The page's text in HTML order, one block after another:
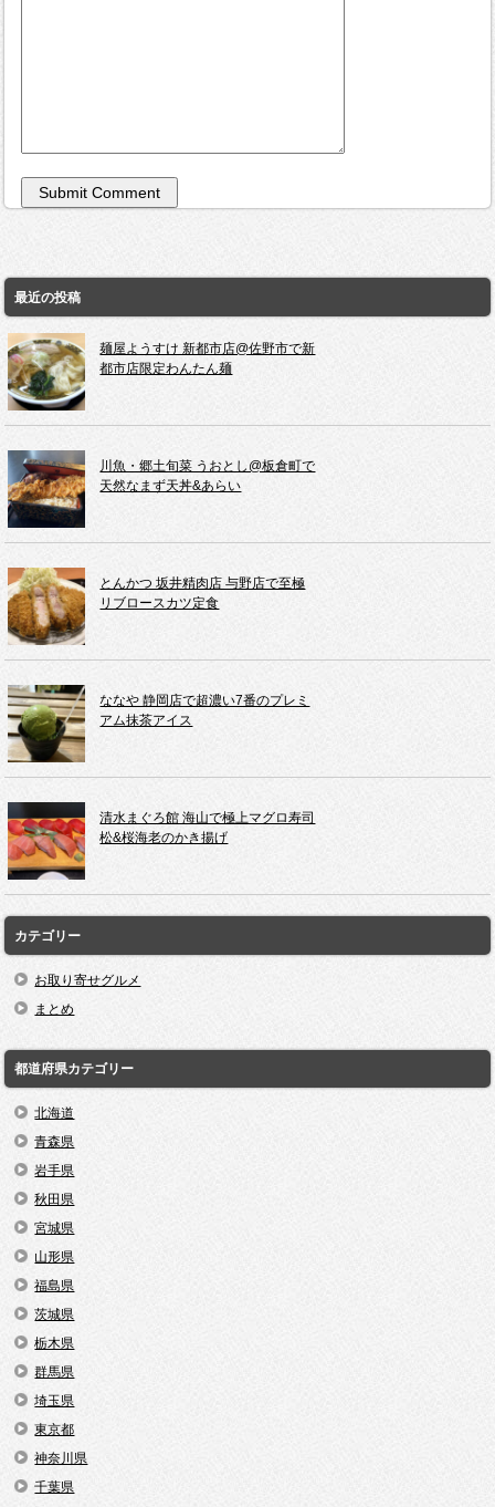
最近の投稿
麺屋ようすけ 新都市店@佐野市で新
都市店限定わんたん麺
川魚・郷土旬菜 うおとし@板倉町で
天然なまず天丼&あらい
とんかつ 坂井精肉店 与野店で至極
リブロースカツ定食
ななや 静岡店で超濃い7番のプレミ
アム抹茶アイス
清水まぐろ館 海山で極上マグロ寿司
松&桜海老のかき揚げ
カテゴリー
お取り寄せグルメ
まとめ
都道府県カテゴリー
北海道
青森県
岩手県
秋田県
宮城県
山形県
福島県
茨城県
栃木県
群馬県
埼玉県
東京都
神奈川県
千葉県